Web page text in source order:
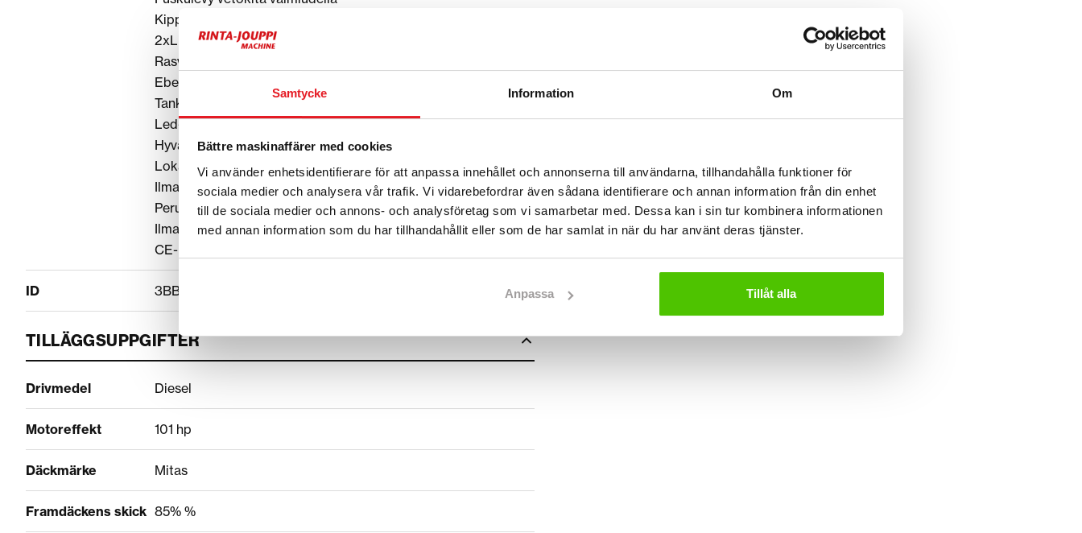
Samtycke Information Om
Bättre maskinaffärer med cookies
Vi använder enhetsidentifierare för att anpassa innehållet och annonserna till användarna, tillhandahålla funktioner för
sociala medier och analysera vår trafik. Vi vidarebefordrar även sådana identifierare och annan information från din enhet
till de sociala medier och annons- och analysföretag som vi samarbetar med. Dessa kan i sin tur kombinera informationen
med annan information som du har tillhandahållit eller som de har samlat in när du har använt deras tjänster.
Anpassa Tillåt alla
Kippihydrauliikka
2xLisähydrauliikka
Rasvari
Eberspächer lämmitin
Tankkauspumppu
Led-työvalot
Hyväkuntoiset pallo/sinkkurenkaat
Lokasuojat
Ilmapenkki lämmityksellä
Peruutuskamera
Ilmastointi
CE-hyväksytty
ID 3BBC67E6
TILLÄGGSUPPGIFTER
Drivmedel Diesel
Motoreffekt 101 hp
Däckmärke Mitas
Framdäckens skick 85% %